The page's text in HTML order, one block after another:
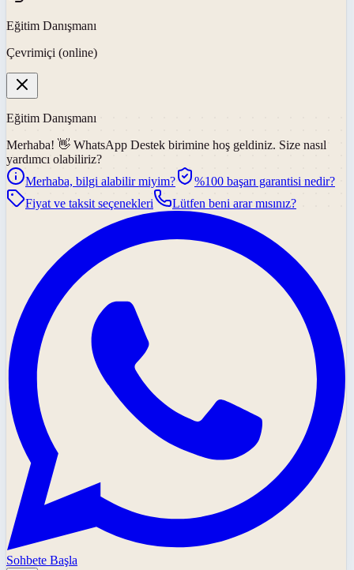
Eğitim Danışmanı
Çevrimiçi (online)
Eğitim Danışmanı
Merhaba! 👋 WhatsApp Destek birimine hoş geldiniz. Size nasıl
yardımcı olabiliriz?
Merhaba, bilgi alabilir miyim?
%100 başarı garantisi nedir?
Fiyat ve taksit seçenekleri
Lütfen beni arar mısınız?
Sohbete Başla